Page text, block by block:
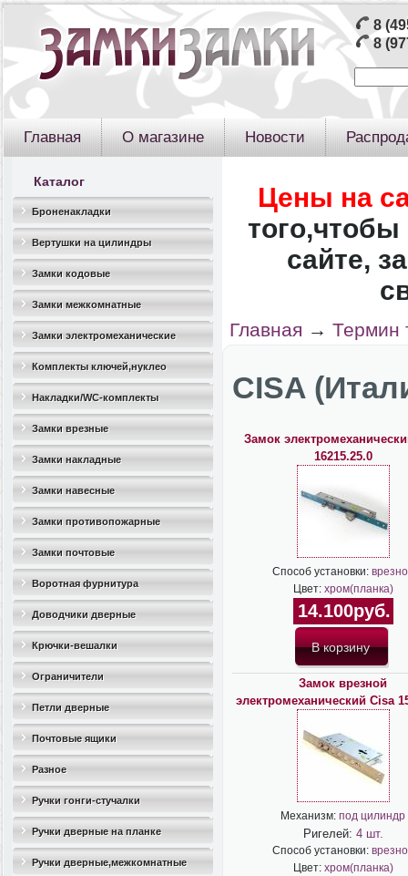
8
8
Главная О магазине Новости
Каталог
Броненакладки
Вертушки на цилиндры
Замки кодовые
Замки межкомнатные
Замки электромеханические
Комплекты ключей,нуклео
Накладки/WC-комплекты
Замки врезные
Замки накладные
Замки навесные
Замки противопожарные
Замки почтовые
Воротная фурнитура
Доводчики дверные
Крючки-вешалки
Ограничители
дверные(стопоры)
Петли дверные
Почтовые ящики
Разное
Ручки гонги-стучалки
Ручки дверные на планке
Ручки дверные,межкомнатные
Цены на
того,чтобы
сайте,
Главная → Термин
CISA
Замок
16215.25.0
Способ установки:
Цвет: хром(планка)
14.100руб.
Замок врезной
электромеханический Cisa
Механизм: под цилиндр
Ригелей: 4 шт.
Способ установки:
Цвет: хром(планка)